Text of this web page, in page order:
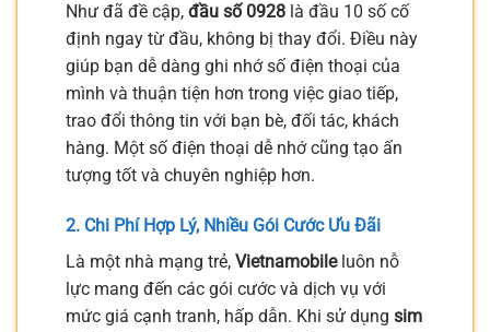
Như đã đề cập, đầu số 0928 là đầu 10 số cố
định ngay từ đầu, không bị thay đổi. Điều này
giúp bạn dễ dàng ghi nhớ số điện thoại của
mình và thuận tiện hơn trong việc giao tiếp,
trao đổi thông tin với bạn bè, đối tác, khách
hàng. Một số điện thoại dễ nhớ cũng tạo ấn
tượng tốt và chuyên nghiệp hơn.
2. Chi Phí Hợp Lý, Nhiều Gói Cước Ưu Đãi
Là một nhà mạng trẻ, Vietnamobileluôn nỗ
lực mang đến các gói cước và dịch vụ với
mức giá cạnh tranh, hấp dẫn. Khi sử dụng sim